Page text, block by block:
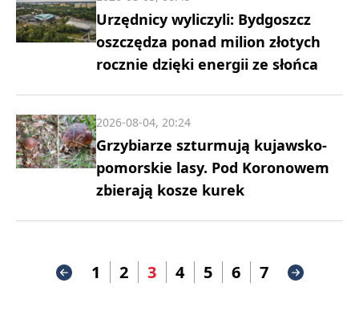
Urzędnicy wyliczyli: Bydgoszcz
oszczędza ponad milion złotych
rocznie dzięki energii ze słońca
Grzybiarze szturmują kujawsko-
pomorskie lasy. Pod Koronowem
zbierają kosze kurek
2026-08-04, 20:24
1 2 3 4 5 6 7